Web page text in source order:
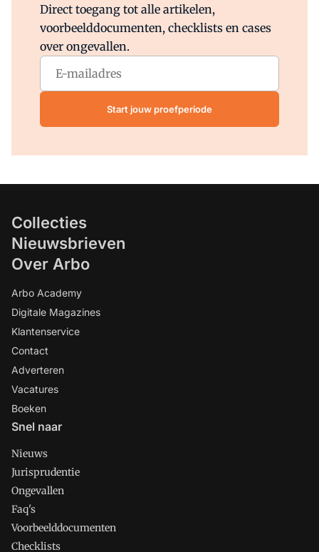
Direct toegang tot alle artikelen,
voorbeelddocumenten, checklists en cases
over ongevallen.
Start jouw proefperiode
Collecties
Nieuwsbrieven
Over Arbo
Arbo Academy
Digitale Magazines
Klantenservice
Contact
Adverteren
Vacatures
Boeken
Snel naar
Nieuws
Jurisprudentie
Ongevallen
Faq's
Voorbeelddocumenten
Checklists